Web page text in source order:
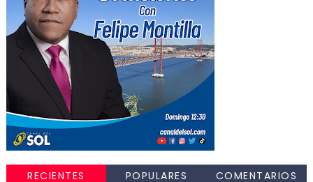
RECIENTES POPULARES COMENTARIOS